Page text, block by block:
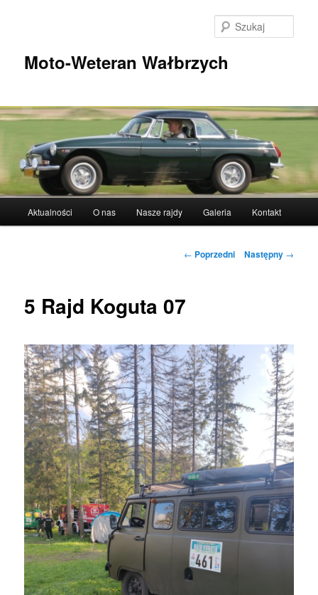
Moto-Weteran Wałbrzych
Aktualności O nas Nasze rajdy Galeria Kontakt
Nawigacja
← Poprzedni Następny →
5 Rajd Koguta 07